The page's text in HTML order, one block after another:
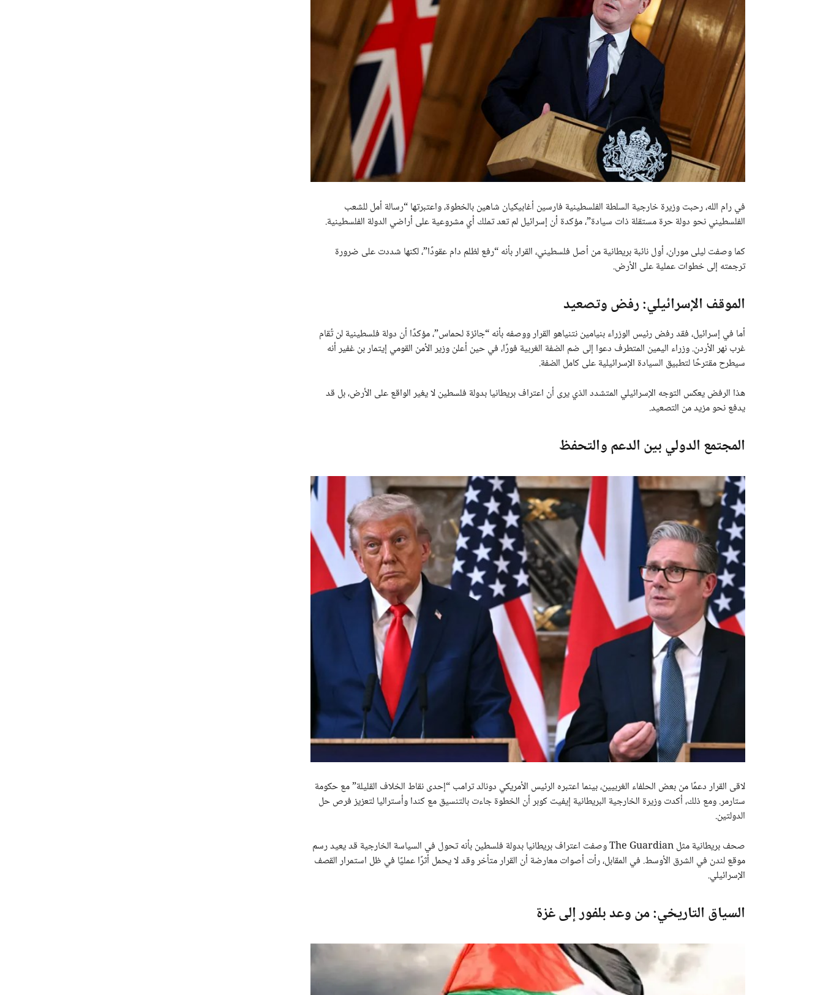
في رام الله، رحبت وزيرة خارجية السلطة الفلسطينية فارسين أغابيكيان شاهين بالخطوة، واعتبرتها “رسالة أمل للشعب
الفلسطيني نحو دولة حرة مستقلة ذات سيادة”، مؤكدة أن إسرائيل لم تعد تملك أي مشروعية على أراضي الدولة الفلسطينية.
كما وصفت ليلى موران، أول نائبة بريطانية من أصل فلسطيني، القرار بأنه “رفع لظلم دام عقودًا”، لكنها شددت على ضرورة
ترجمته إلى خطوات عملية على الأرض.
الموقف الإسرائيلي: رفض وتصعيد
أما في إسرائيل، فقد رفض رئيس الوزراء بنيامين نتنياهو القرار ووصفه بأنه “جائزة لحماس”، مؤكدًا أن دولة فلسطينية لن تُقام
غرب نهر الأردن. وزراء اليمين المتطرف دعوا إلى ضم الضفة الغربية فورًا، في حين أعلن وزير الأمن القومي إيتمار بن غفير أنه
سيطرح مقترحًا لتطبيق السيادة الإسرائيلية على كامل الضفة.
هذا الرفض يعكس التوجه الإسرائيلي المتشدد الذي يرى أن اعتراف بريطانيا بدولة فلسطين لا يغير الواقع على الأرض، بل قد
يدفع نحو مزيد من التصعيد.
المجتمع الدولي بين الدعم والتحفظ
لاقى القرار دعمًا من بعض الحلفاء الغربيين، بينما اعتبره الرئيس الأمريكي دونالد ترامب “إحدى نقاط الخلاف القليلة” مع حكومة
ستارمر. ومع ذلك، أكدت وزيرة الخارجية البريطانية إيفيت كوبر أن الخطوة جاءت بالتنسيق مع كندا وأستراليا لتعزيز فرص حل
الدولتين.
صحف بريطانية مثل The Guardian وصفت اعتراف بريطانيا بدولة فلسطين بأنه تحول في السياسة الخارجية قد يعيد رسم
موقع لندن في الشرق الأوسط. في المقابل، رأت أصوات معارضة أن القرار متأخر وقد لا يحمل أثرًا عمليًا في ظل استمرار القصف
الإسرائيلي.
السياق التاريخي: من وعد بلفور إلى غزة